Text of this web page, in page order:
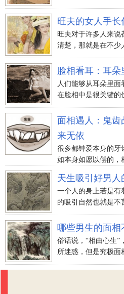
旺夫的女人手长
旺夫对于许多人来
清楚，那就是在不少
脸相看耳：耳
人们能够从耳朵里
在脸相中是很关键的
面相遇人：鬼
来无依
很多都钟爱本身的牙
如本身如愿以偿的，
天生吸引好男人
一个人的身上若是有
的吸引自然也就是不
哪些男生的面相
俗话说，“相由心生”
所迷惑，但是究极面